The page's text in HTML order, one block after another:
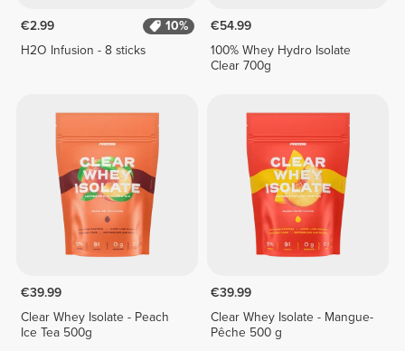
€2.99
10%
H2O Infusion - 8 sticks
€54.99
100% Whey Hydro Isolate
Clear 700g
€39.99
Clear Whey Isolate - Peach
Ice Tea 500g
€39.99
Clear Whey Isolate - Mangue-
Pêche 500 g